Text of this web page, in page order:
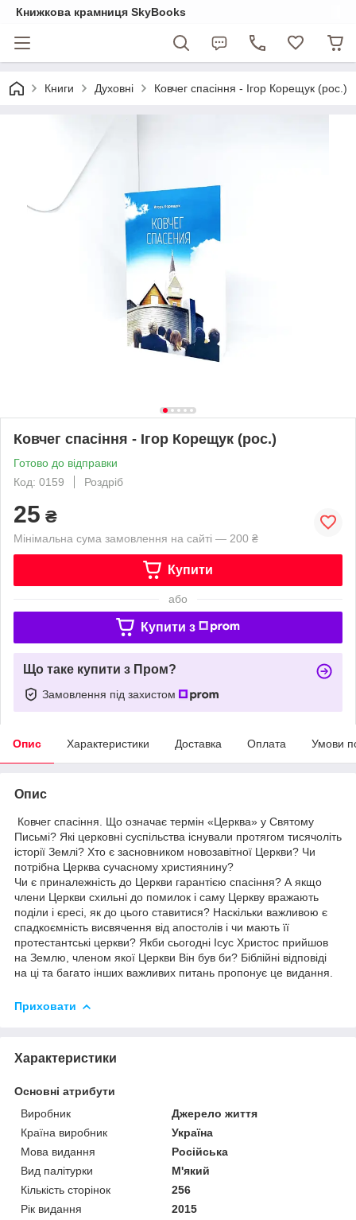
Книжкова крамниця SkyBooks
Книги Духовні Ковчег спасіння - Ігор Корещук (рос.)
Ковчег спасіння - Ігор Корещук (рос.)
Готово до відправки
Код: 0159
Роздріб
25 ₴
Мінімальна сума замовлення на сайті — 200 ₴
Купити
або
Купити з
Що таке купити з Пром?
Замовлення під захистом
Опис Характеристики Доставка Оплата Умови
Опис
Ковчег спасіння. Що означає термін «Церква» у Святому
Письмі? Які церковні суспільства існували протягом тисячоліть
історії Землі? Хто є засновником новозавітної Церкви? Чи
потрібна Церква сучасному християнину?
Чи є приналежність до Церкви гарантією спасіння? А якщо
члени Церкви схильні до помилок і саму Церкву вражають
поділи і єресі, як до цього ставитися? Наскільки важливою є
спадкоємність висвячення від апостолів і чи мають її
протестантські церкви? Якби сьогодні Ісус Христос прийшов
на Землю, членом якої Церкви Він був би? Біблійні відповіді
на ці та багато інших важливих питань пропонує це видання.
Приховати
Характеристики
Основні атрибути
Виробник
Джерело життя
Країна виробник
Україна
Мова видання
Російська
Вид палітурки
М'який
Кількість сторінок
256
Рік видання
2015